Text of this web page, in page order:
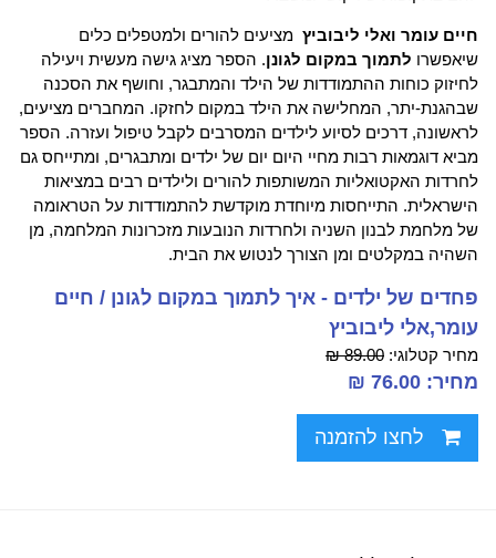
חיים עומר ואלי ליבוביץ מציעים להורים ולמטפלים כלים
שיאפשרו לתמוך במקום לגונן. הספר מציג גישה מעשית ויעילה
לחיזוק כוחות ההתמודדות של הילד והמתבגר, וחושף את הסכנה
שבהגנת-יתר, המחלישה את הילד במקום לחזקו. המחברים מציעים,
לראשונה, דרכים לסיוע לילדים המסרבים לקבל טיפול ועזרה. הספר
מביא דוגמאות רבות מחיי היום יום של ילדים ומתבגרים, ומתייחס גם
לחרדות האקטואליות המשותפות להורים ולילדים רבים במציאות
הישראלית. התייחסות מיוחדת מוקדשת להתמודדות על הטראומה
של מלחמת לבנון השניה ולחרדות הנובעות מזכרונות המלחמה, מן
השהיה במקלטים ומן הצורך לנטוש את הבית.
פחדים של ילדים - איך לתמוך במקום לגונן / חיים
עומר,אלי ליבוביץ
מחיר קטלוגי: 89.00 ₪
מחיר: 76.00 ₪
לחצו להזמנה